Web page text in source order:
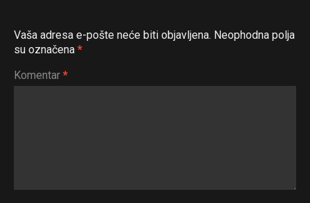
Vaša adresa e-pošte neće biti objavljena. Neophodna polja
su označena *
Komentar *